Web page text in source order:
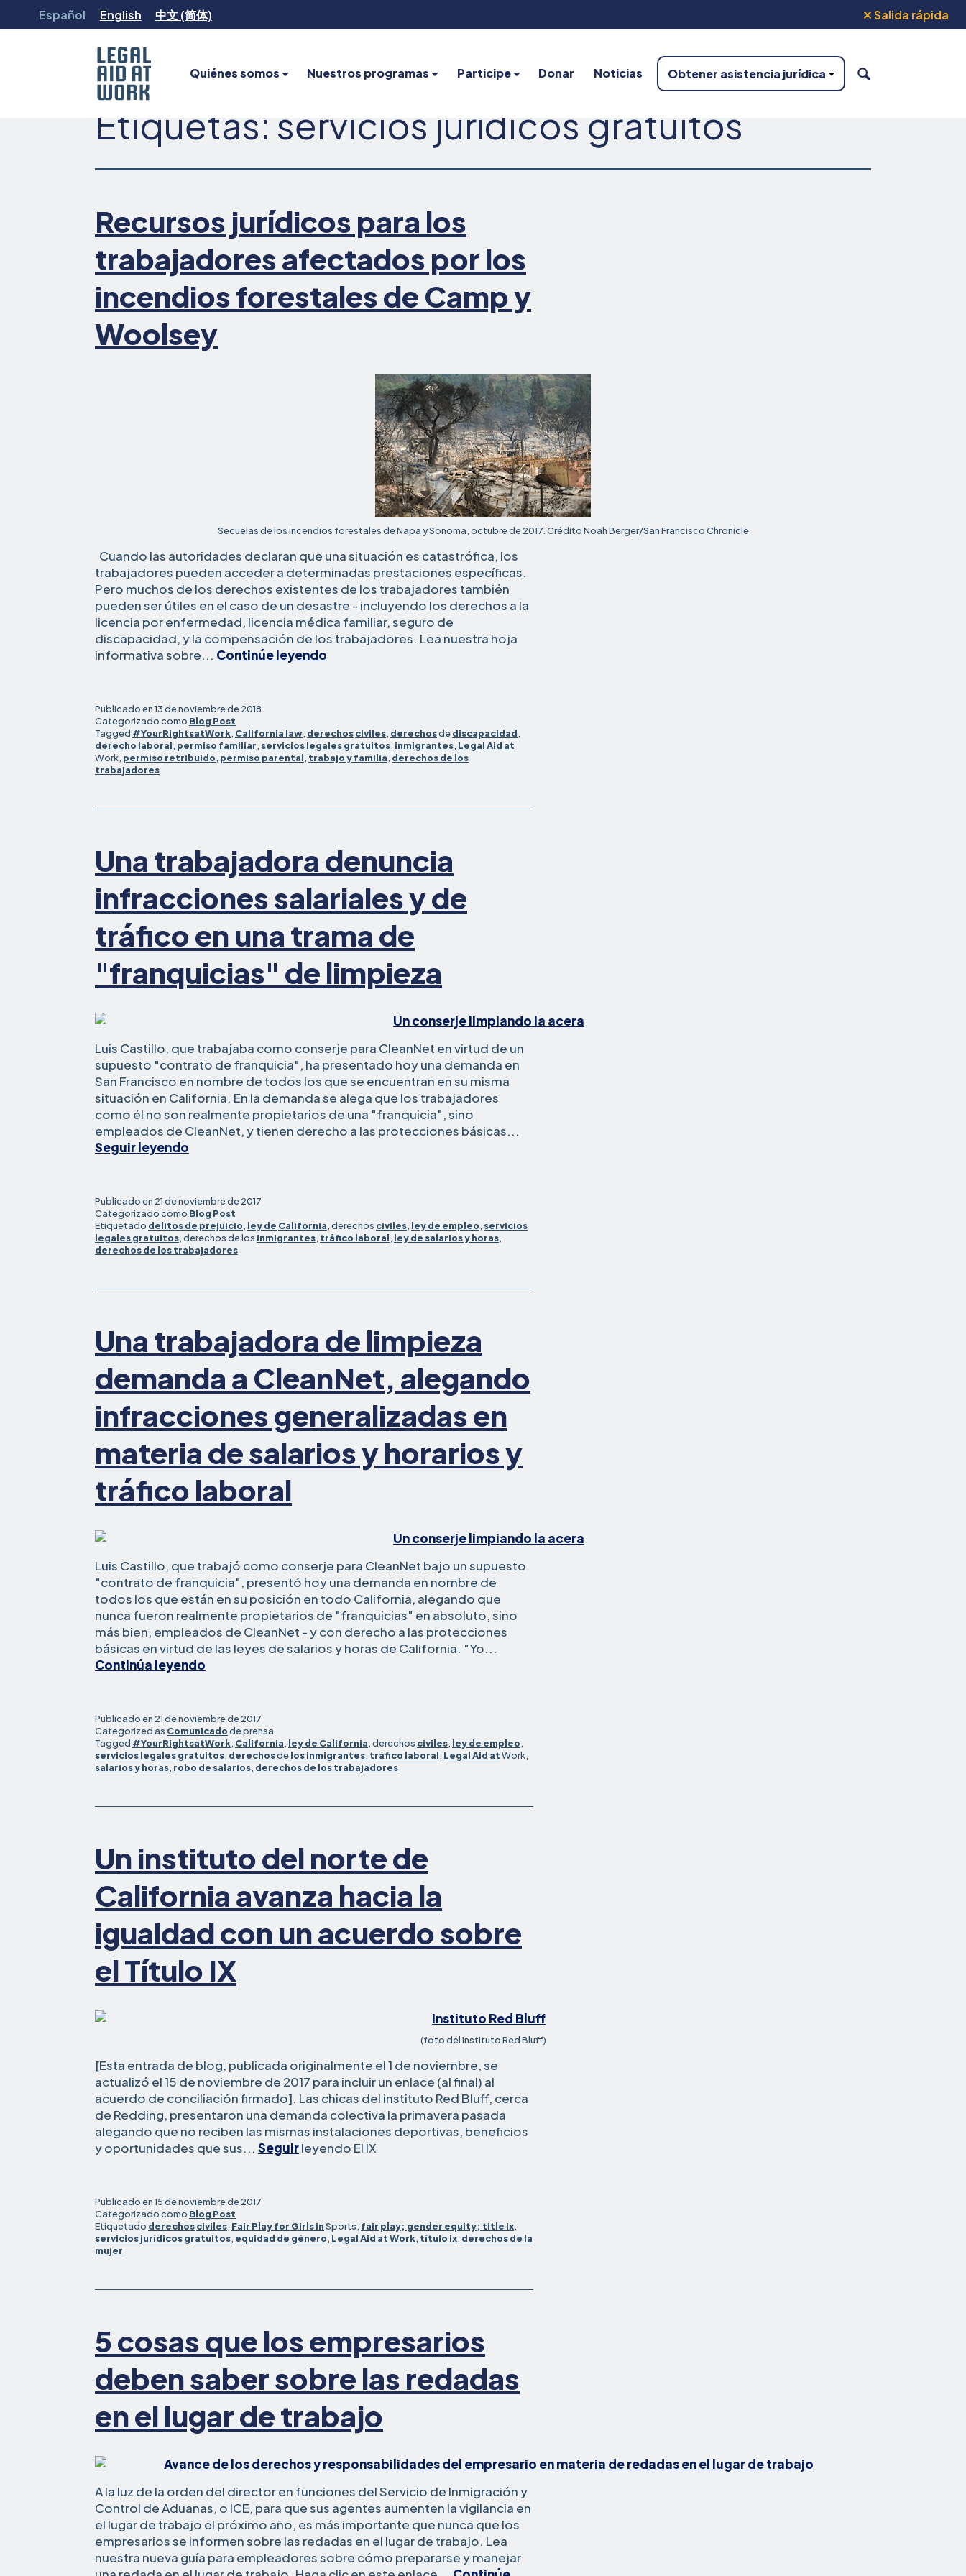
Español English 中文 (简体) Salida rápida
Legal
Aid
Quiénes somos Nuestros programas Participe Donar Noticias Obtener asistencia jurídica BUSCAR
Etiquetas: servicios jurídicos gratuitos
Recursos jurídicos para los
trabajadores afectados por los
incendios forestales de Camp y
Woolsey
Secuelas de los incendios forestales de Napa y Sonoma, octubre de 2017. Crédito Noah Berger/San Francisco Chronicle
Cuando las autoridades declaran que una situación es catastrófica, los
trabajadores pueden acceder a determinadas prestaciones específicas.
Pero muchos de los derechos existentes de los trabajadores también
pueden ser útiles en el caso de un desastre - incluyendo los derechos a la
licencia por enfermedad, licencia médica familiar, seguro de
discapacidad, y la compensación de los trabajadores. Lea nuestra hoja
informativa sobre... Continúe leyendo
afectados
por
y
Woolsey
Publicado en13 de noviembre de 2018
Categorizado como Blog Post
Tagged #YourRightsatWork, California law, derechosciviles, derechosdediscapacidad,
derecho laboral, permiso familiar, servicios legales gratuitos, inmigrantes, Legal Aid at
Work, permiso retribuido, permiso parental, trabajo y familia, derechos de los
trabajadores
Una trabajadora denuncia
infracciones salariales y de
tráfico en una trama de
"franquicias" de limpieza
Luis Castillo, que trabajaba como conserje para CleanNet en virtud de un
supuesto "contrato de franquicia", ha presentado hoy una demanda en
San Francisco en nombre de todos los que se encuentran en su misma
situación en California. En la demanda se alega que los trabajadores
como él no son realmente propietarios de una "franquicia", sino
empleados de CleanNet, y tienen derecho a las protecciones básicas...
Seguir leyendo
violaciones
salariales
y
de
de
limpieza
Publicado en 21 de noviembre de 2017
Categorizado como Blog Post
Etiquetado delitos de prejuicio, ley de California, derechos civiles, ley de empleo, servicios
legales gratuitos, derechos de los inmigrantes, tráfico laboral, ley de salarios y horas,
derechos de los trabajadores
Una trabajadora de limpieza
demanda a CleanNet, alegando
infracciones generalizadas en
materia de salarios y horarios y
tráfico laboral
Luis Castillo, que trabajó como conserje para CleanNet bajo un supuesto
"contrato de franquicia", presentó hoy una demanda en nombre de
todos los que están en su posición en todo California, alegando que
nunca fueron realmente propietarios de "franquicias" en absoluto, sino
más bien, empleados de CleanNet - y con derecho a las protecciones
básicas en virtud de las leyes de salarios y horas de California. "Yo...
Continúa leyendo
demanda
a
CleanNet,
alegando
horas,
y
tráfico
laboral
Publicado en 21 de noviembre de 2017
Categorized as Comunicadode prensa
Tagged #YourRightsatWork, California, ley de California, derechos civiles, ley de empleo,
servicios legales gratuitos, derechosdelos inmigrantes, tráfico laboral, Legal Aid atWork,
salarios y horas, robo de salarios, derechos de los trabajadores
Un instituto del norte de
California avanza hacia la
igualdad con un acuerdo sobre
el Título IX
(foto del instituto Red Bluff)
[Esta entrada de blog, publicada originalmente el 1 de noviembre, se
actualizó el 15 de noviembre de 2017 para incluir un enlace (al final) al
acuerdo de conciliación firmado]. Las chicas del instituto Red Bluff, cerca
de Redding, presentaron una demanda colectiva la primavera pasada
alegando que no reciben las mismas instalaciones deportivas, beneficios
y oportunidades que sus... Seguirleyendo El instituto
avanza
hacia
del
Título
IX
Publicado en15 de noviembre de 2017
Categorizado como Blog Post
Etiquetado derechosciviles, Fair Play for Girls inSports, fair play; gender equity; title ix,
servicios jurídicos gratuitos, equidad de género, Legal Aid at Work, título ix, derechos de la
mujer
5 cosas que los empresarios
deben saber sobre las redadas
en el lugar de trabajo
A la luz de la orden del director en funciones del Servicio de Inmigración y
Control de Aduanas, o ICE, para que sus agentes aumenten la vigilancia en
el lugar de trabajo el próximo año, es más importante que nunca que los
empresarios se informen sobre las redadas en el lugar de trabajo. Lea
nuestra nueva guía para empleadores sobre cómo prepararse y manejar